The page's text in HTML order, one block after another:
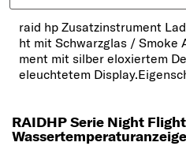
raid hp Zusatzinstrument
ht mit Schwarzglas / Smoke
ment mit silber eloxiertem
eleuchtetem
RAIDHP Serie Night Flight
Wassertemperaturanzeige